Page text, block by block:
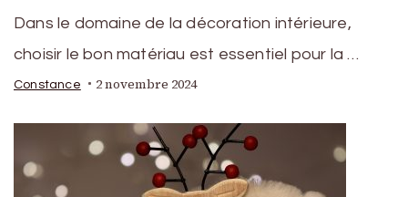
Dans le domaine de la décoration intérieure,
choisir le bon matériau est essentiel pour la …
Constance 2 novembre 2024